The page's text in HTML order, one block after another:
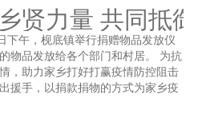
贤力量 共同抵
下午，枧底镇举行捐赠物品发放仪
物品发放给各个部门和村居。 为抗
，助力家乡打好打赢疫情防控阻击
援手，以捐款捐物的方式为家乡疫